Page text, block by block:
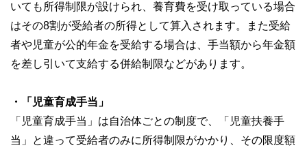
いても所得制限が設けられ、養育費を受け取っている場合
はその8割が受給者の所得として算入されます。また受給
者や児童が公的年金を受給する場合は、手当額から年金額
を差し引いて支給する併給制限などがあります。
・「児童育成手当」
「児童育成手当」は自治体ごとの制度で、「児童扶養手
当」と違って受給者のみに所得制限がかかり、その限度額